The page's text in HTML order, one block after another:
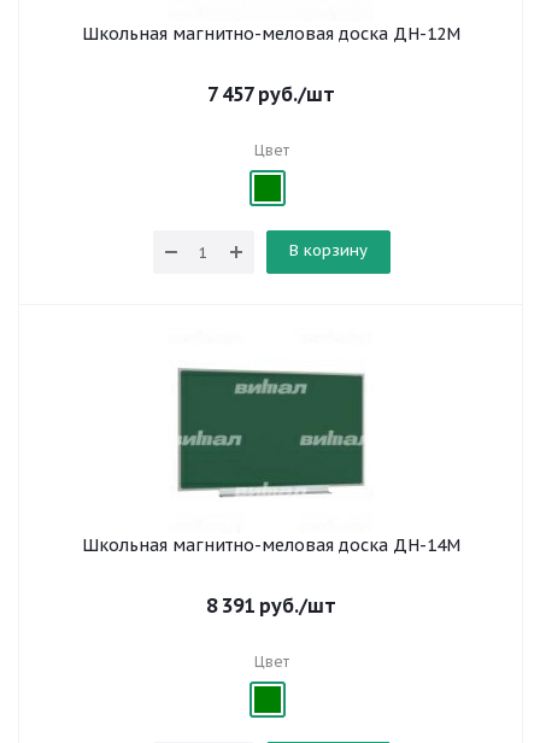
Школьная магнитно-меловая доска ДН-12М
7 457руб./шт
Цвет
В корзину
Школьная магнитно-меловая доска ДН-14М
8 391 руб./шт
Цвет